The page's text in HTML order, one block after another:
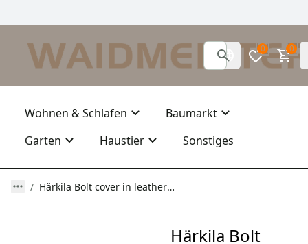
0 0
Wohnen & Schlafen
Baumarkt
Garten
Haustier Sonstiges
Härkila Bolt cover in leather Dark brown
Härkila Bolt